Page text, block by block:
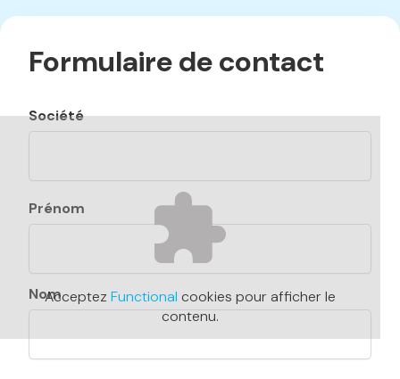
Acceptez Functional cookies pour afficher le
contenu.
Formulaire de contact
Société
Nom
Prénom
Nom